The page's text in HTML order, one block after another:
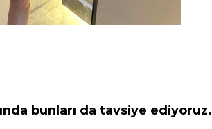
bunları da tavsiye ediyoruz.